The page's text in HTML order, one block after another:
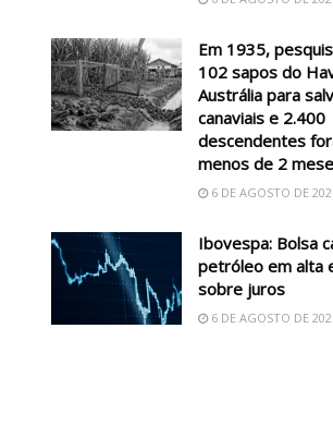
Em 1935,
102 sapos do
Austrália para
canaviais e 2.400
descendentes
menos de 2
6 DE AGOSTO DE
Ibovespa: Bolsa
petróleo em alta
sobre juros
6 DE AGOSTO DE